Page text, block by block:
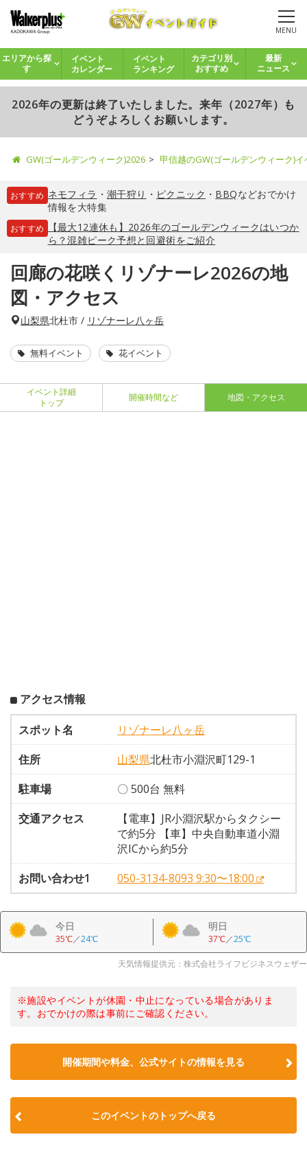
MENU
エリアから探
す
イベント
カレンダー
イベント
ランキング
カテゴリ別
おすすめ
最新
ニュース
2026年の更新は終了いたしました。来年（2027年）も
どうぞよろしくお願いします。
GW(ゴールデンウィーク)2026 甲信越のGW(ゴールデンウィーク)
おすすめ ネモフィラ ・ 潮干狩り ・ ピクニック ・ BBQなどおでかけ
情報を大特集
おすすめ
【最大12連休も】2026年のゴールデンウィークはいつか
ら？混雑ピーク予想と回避術をご紹介
回廊の花咲くリゾナーレ2026の地
図・アクセス
山梨県北杜市 / リゾナーレ八ヶ岳
無料イベント 花イベント
イベント詳細
トップ
開催時間など 地図・アクセス
アクセス情報
スポット名
リゾナーレ八ヶ岳
住所
山梨県北杜市小淵沢町129-1
駐車場
〇 500台 無料
交通アクセス
【電車】JR小淵沢駅からタクシー
で約5分 【車】中央自動車道小淵
沢ICから約5分
お問い合わせ1
050-3134-8093 9:30〜18:00
今日
35℃／24℃
明日
37℃／25℃
天気情報提供元：株式会社ライフビジネスウェザー
※施設やイベントが休園・中止になっている場合がありま
す。おでかけの際は事前にご確認ください。
開催期間や料金、公式サイトの情報を見る
このイベントのトップへ戻る